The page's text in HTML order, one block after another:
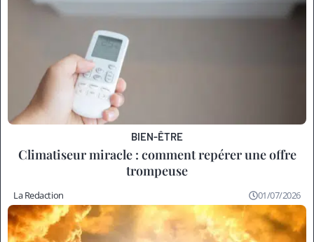
BIEN-ÊTRE
Climatiseur miracle : comment repérer une offre
trompeuse
La Redaction 01/07/2026